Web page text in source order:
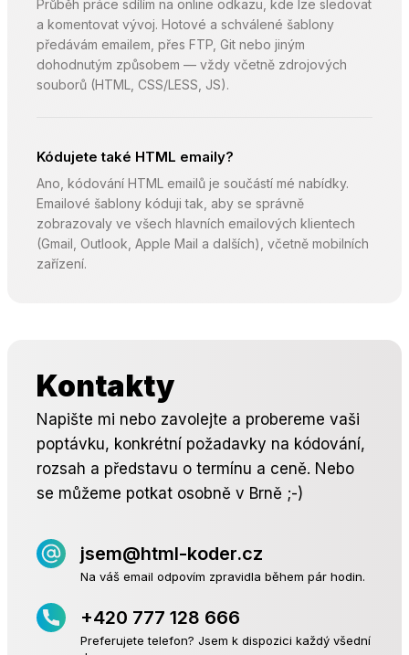
Průběh práce sdílím na online odkazu, kde lze sledovat
a komentovat vývoj. Hotové a schválené šablony
předávám emailem, přes FTP, Git nebo jiným
dohodnutým způsobem — vždy včetně zdrojových
souborů (HTML, CSS/LESS, JS).
Kódujete také HTML emaily?
Ano, kódování HTML emailů je součástí mé nabídky.
Emailové šablony kóduji tak, aby se správně
zobrazovaly ve všech hlavních emailových klientech
(Gmail, Outlook, Apple Mail a dalších), včetně mobilních
zařízení.
Kontakty
Napište mi nebo zavolejte a probereme vaši
poptávku, konkrétní požadavky na kódování,
rozsah a představu o termínu a ceně. Nebo
se můžeme potkat osobně v Brně ;-)
jsem@html-koder.cz
Na váš email odpovím zpravidla během pár hodin.
+420 777 128 666
Preferujete telefon? Jsem k dispozici každý všední